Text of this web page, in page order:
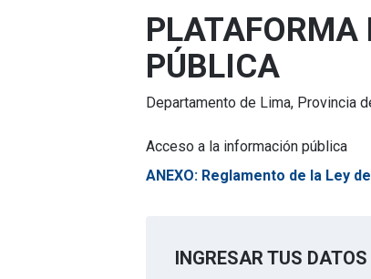
PLATAFORMA
PÚBLICA
Departamento de Lima, Provincia
Acceso a la información pública
ANEXO: Reglamento de la Ley
INGRESAR TUS